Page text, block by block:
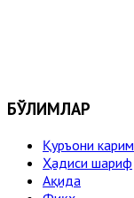
БЎЛИМЛАР
Қуръони карим
Ҳадиси шариф
Ақида